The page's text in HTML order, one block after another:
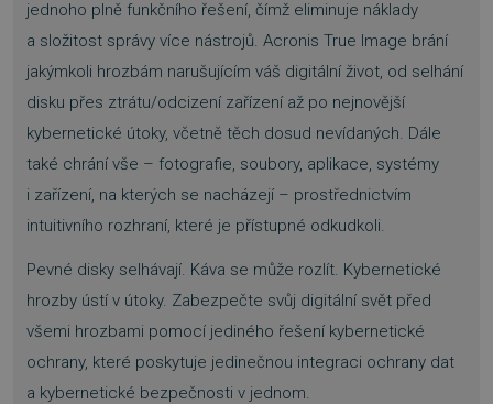
jednoho plně funkčního řešení, čímž eliminuje náklady
a složitost správy více nástrojů. Acronis True Image brání
jakýmkoli hrozbám narušujícím váš digitální život, od selhání
disku přes ztrátu/odcizení zařízení až po nejnovější
kybernetické útoky, včetně těch dosud nevídaných. Dále
také chrání vše – fotografie, soubory, aplikace, systémy
i zařízení, na kterých se nacházejí – prostřednictvím
intuitivního rozhraní, které je přístupné odkudkoli.
Pevné disky selhávají. Káva se může rozlít. Kybernetické
hrozby ústí v útoky. Zabezpečte svůj digitální svět před
všemi hrozbami pomocí jediného řešení kybernetické
ochrany, které poskytuje jedinečnou integraci ochrany dat
a kybernetické bezpečnosti v jednom.